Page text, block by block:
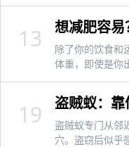
想减肥容
除了你的饮食和
体重，即使是你
13
盗贼蚁：
盗贼蚁专门从邻
穴。盗窃后似乎
19